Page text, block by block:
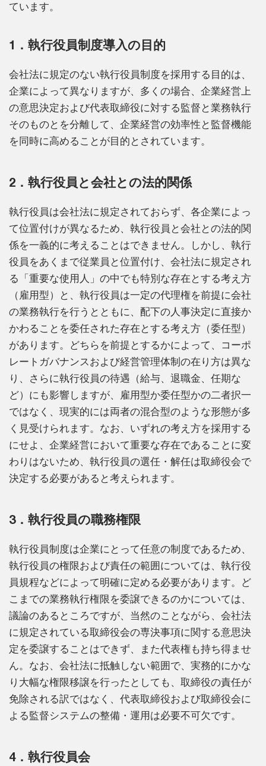
ています。
1．執行役員制度導入の目的
会社法に規定のない執行役員制度を採用する目的は、
企業によって異なりますが、多くの場合、企業経営上
の意思決定および代表取締役に対する監督と業務執行
そのものとを分離して、企業経営の効率性と監督機能
を同時に高めることが目的とされています。
2．執行役員と会社との法的関係
執行役員は会社法に規定されておらず、各企業によっ
て位置付けが異なるため、執行役員と会社との法的関
係を一義的に考えることはできません。しかし、執行
役員をあくまで従業員と位置付け、会社法に規定され
る「重要な使用人」の中でも特別な存在とする考え方
（雇用型）と、執行役員は一定の代理権を前提に会社
の業務執行を行うとともに、配下の人事決定に直接か
かわることを委任された存在とする考え方（委任型）
があります。どちらを前提とするかによって、コーポ
レートガバナンスおよび経営管理体制の在り方は異な
り、さらに執行役員の待遇（給与、退職金、任期な
ど）にも影響しますが、雇用型か委任型かの二者択一
ではなく、現実的には両者の混合型のような形態が多
く見受けられます。なお、いずれの考え方を採用する
にせよ、企業経営において重要な存在であることに変
わりはないため、執行役員の選任・解任は取締役会で
決定する必要があると考えられます。
3．執行役員の職務権限
執行役員制度は企業にとって任意の制度であるため、
執行役員の権限および責任の範囲については、執行役
員規程などによって明確に定める必要があります。ど
こまでの業務執行権限を委譲できるのかについては、
議論のあるところですが、当然のことながら、会社法
に規定されている取締役会の専決事項に関する意思決
定を委譲することはできず、また代表権も持ち得ませ
ん。なお、会社法に抵触しない範囲で、実務的にかな
り大幅な権限移譲を行ったとしても、取締役の責任が
免除される訳ではなく、代表取締役および取締役会に
よる監督システムの整備・運用は必要不可欠です。
4．執行役員会